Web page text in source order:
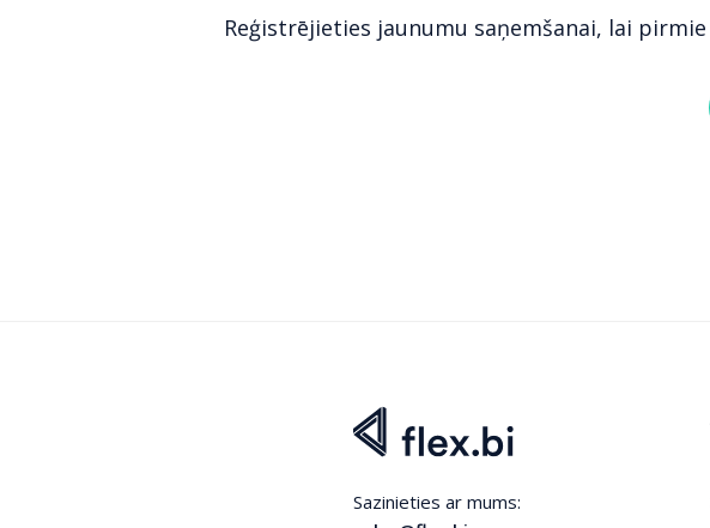
Reģistrējieties jaunumu saņemšanai, lai
Sazinieties ar mums: